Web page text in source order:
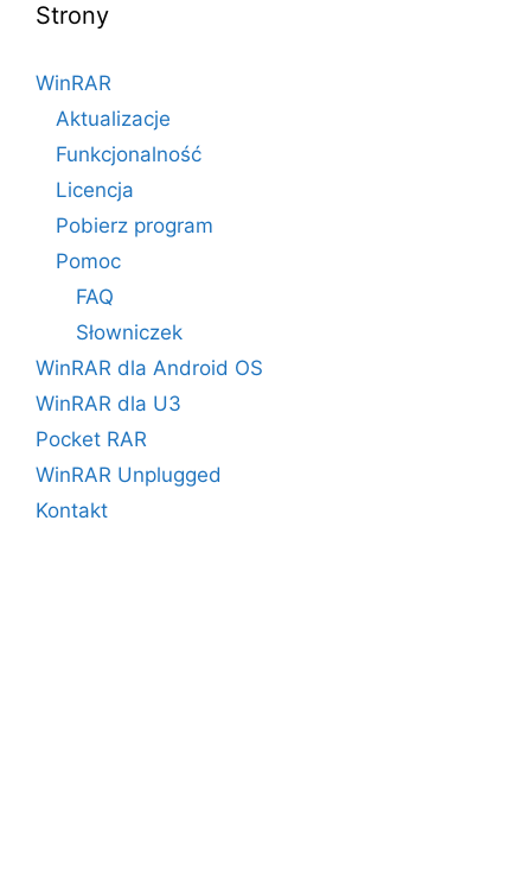
Strony
WinRAR
Aktualizacje
Funkcjonalność
Licencja
Pobierz program
Pomoc
FAQ
Słowniczek
WinRAR dla Android OS
WinRAR dla U3
Pocket RAR
WinRAR Unplugged
Kontakt